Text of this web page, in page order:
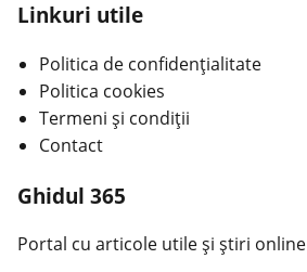
Linkuri utile
Politica de confidențialitate
Politica cookies
Termeni și condiții
Contact
Ghidul 365
Portal cu articole utile și știri online